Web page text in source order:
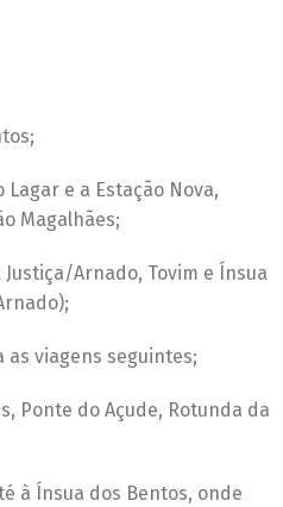
e a Estação Nova,
Magalhães;
Arnado, Tovim e Ínsua
as viagens seguintes;
Ponte do Açude, Rotunda da
à Ínsua dos Bentos, onde